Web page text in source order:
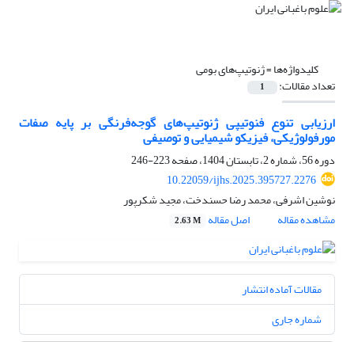
کلیدواژه‌ها =ژنوتیپ‌های بومی
تعداد مقالات: 1
ارزیابی تنوع فنوتیپی ژنوتیپ‌های گوجه‌فرنگی بر پایه صفات
مورفولوژیکی، فیزیکو شیمیایی و توصیفی
دوره 56، شماره 2، تابستان 1404، صفحه
223-246
10.22059/ijhs.2025.395727.2276
نوشین اشرفی، محمد رضا حسندخت، مجید شکرپور
مشاهده مقاله
اصل مقاله 2.63 M
مقالات آماده انتشار
شماره جاری